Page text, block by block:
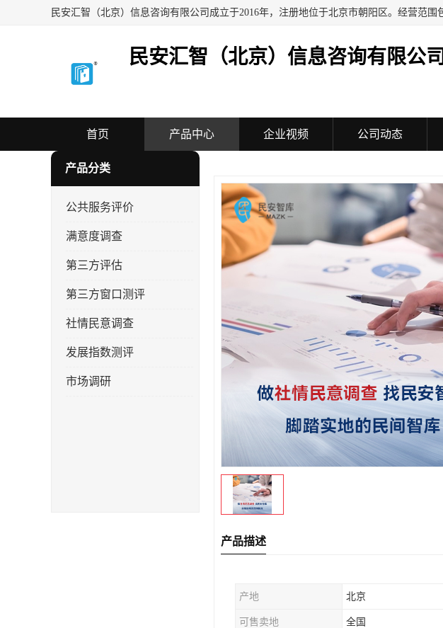
民安汇智（北京）信息咨询有限公司
首页 产品中心 企业视频 公司动态
产品分类
公共服务评价
满意度调查
第三方评估
第三方窗口测评
社情民意调查
发展指数测评
市场调研
产品描述
产地 北京
可售卖地 全国